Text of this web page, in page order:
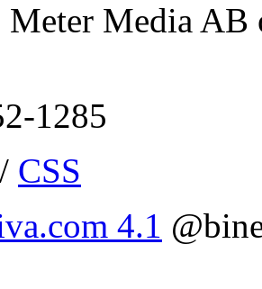
Media AB
1285
/ CSS
4.1